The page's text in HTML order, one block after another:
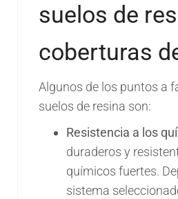
suelos de
coberturas
Algunos de los puntos a
suelos de resina son:
Resistencia a los
duraderos y
químicos fuertes.
sistema